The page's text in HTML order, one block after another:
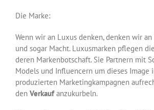
Die Marke:
Wenn wir an Luxus denken, denken wir
und sogar Macht. Luxusmarken pflegen
deren Markenbotschaft. Sie Partnern mit
Models und Influencern um dieses Image
produzierten Marketingkampagnen
den Verkaufanzukurbeln.